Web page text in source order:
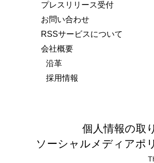
プレスリリース受付
お問い合わせ
RSSサービスについて
会社概要
沿革
採用情報
個人情報の取
ソーシャルメディアポ